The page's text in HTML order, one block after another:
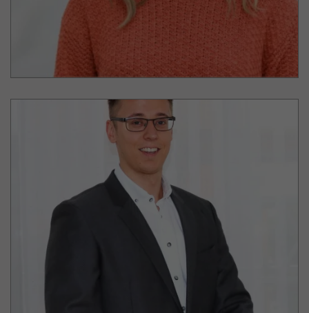
Daniel Rybarczyk
GE Energy Power Conversion GmbH
Project Manager im Bereich Industry